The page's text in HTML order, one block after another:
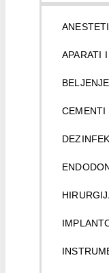
APARATI
BELJENJE
CEMENTI